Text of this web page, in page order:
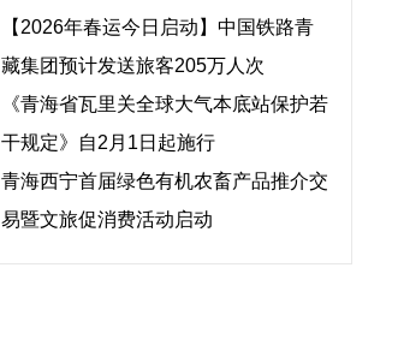
【2026年春运今日启动】中国铁路青
藏集团预计发送旅客205万人次
《青海省瓦里关全球大气本底站保护若
干规定》自2月1日起施行
青海西宁首届绿色有机农畜产品推介交
易暨文旅促消费活动启动